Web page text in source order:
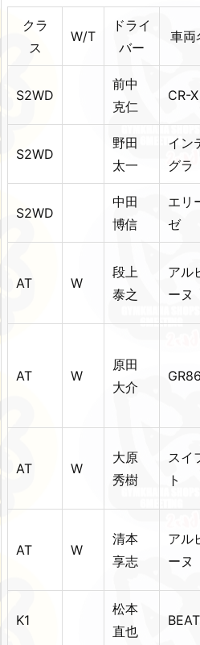
クラ
ス
W/T
ドライ
バー
車両
S2WD
前中
克仁
CR-X
S2WD
野田
太一
イン
グラ
S2WD
中田
博信
エリ
ゼ
AT W
段上
泰之
アル
ーヌ
AT W
原田
大介
GR86
AT W
大原
秀樹
スイ
ト
AT W
清本
享志
アル
ーヌ
K1
松本
直也
BEAT